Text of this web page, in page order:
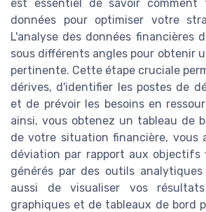
est essentiel de savoir
données pour optimiser votre
L'analyse des données financières
sous différents angles pour obtenir
pertinente. Cette étape cruciale
dérives, d'identifier les postes de
et de prévoir les besoins en
ainsi, vous obtenez un tableau de
de votre situation financière, vous
déviation par rapport aux objectifs
générés par des outils
aussi de visualiser vos
graphiques et de tableaux de bord